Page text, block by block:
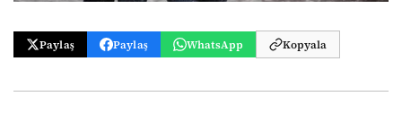
Paylaş Paylaş WhatsApp Kopyala